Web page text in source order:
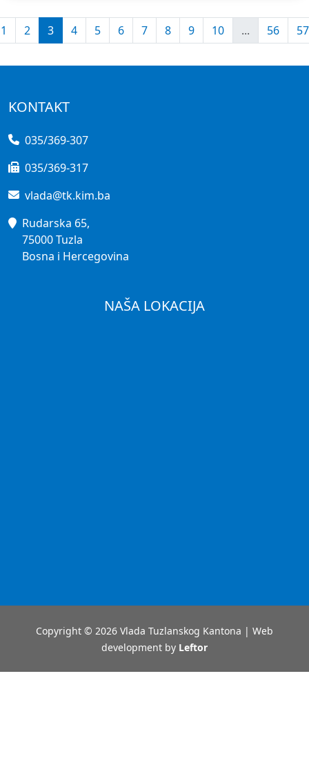
1 2 3 4 5 6 7 8 9 10 ... 56 57
KONTAKT
035/369-307
035/369-317
vlada@tk.kim.ba
Rudarska 65,
75000 Tuzla
Bosna i Hercegovina
NAŠA LOKACIJA
Copyright © 2026 Vlada Tuzlanskog Kantona | Web
development by Leftor